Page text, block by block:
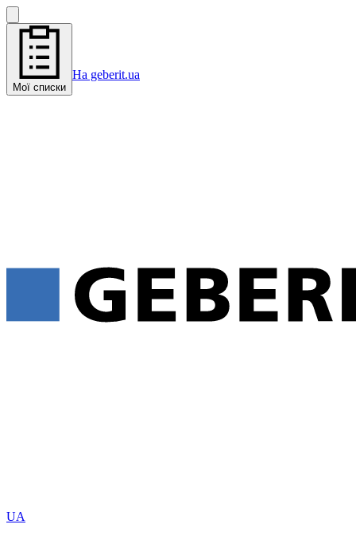
Мої списки
На geberit.ua
UA